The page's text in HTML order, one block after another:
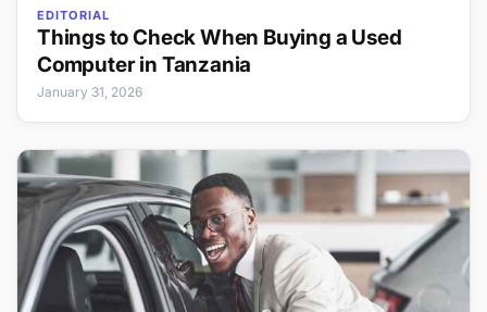
EDITORIAL
Things to Check When Buying a Used
Computer in Tanzania
January 31, 2026